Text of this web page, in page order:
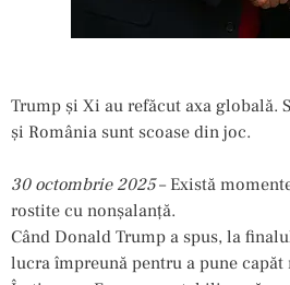
Trump și Xi au refăcut axa globală.
și România sunt scoase din joc.
30 octombrie 2025– Există
rostite cu nonșalanță.
Când Donald Trump a spus, la
lucra împreună pentru a pune